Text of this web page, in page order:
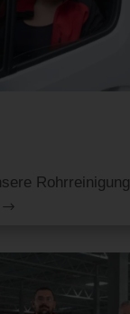
Rohrreinigung